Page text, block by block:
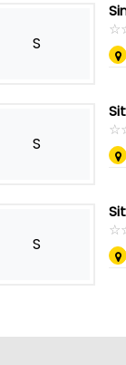
S
☆
★
S
☆
★
S
☆
★